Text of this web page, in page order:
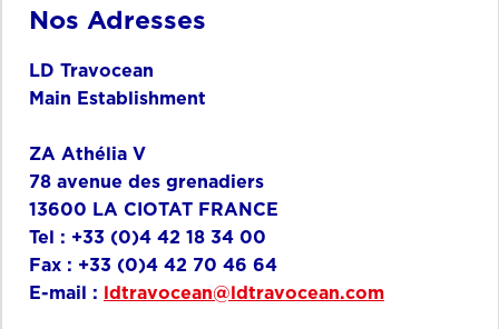
Nos Adresses
LD Travocean
Main Establishment
ZA Athélia V
78 avenue des grenadiers
13600 LA CIOTAT FRANCE
Tel : +33 (0)4 42 18 34 00
Fax : +33 (0)4 42 70 46 64
E-mail : ldtravocean@ldtravocean.com